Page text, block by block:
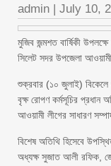
admin | July 10,
মুজিব জন্মশত বার্ষিকী
সিলেট সদর উপজেলা
শুক্রবার (১০ জুলাই) বিকেলে
বৃক্ষ রোপণ কর্মসূচির প্রধান
আওয়ামী লীগের সাধারণ
বিশেষ অতিথি হিসেবে
অধ্যক্ষ সুজাত আলী রফিক,